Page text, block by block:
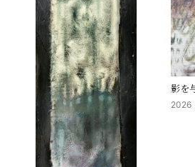
影を
2026